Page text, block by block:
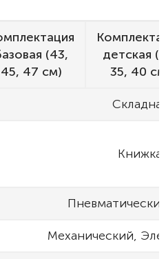
(43,
45, 47 см)
детская
35, 40
Книжка
Механический,